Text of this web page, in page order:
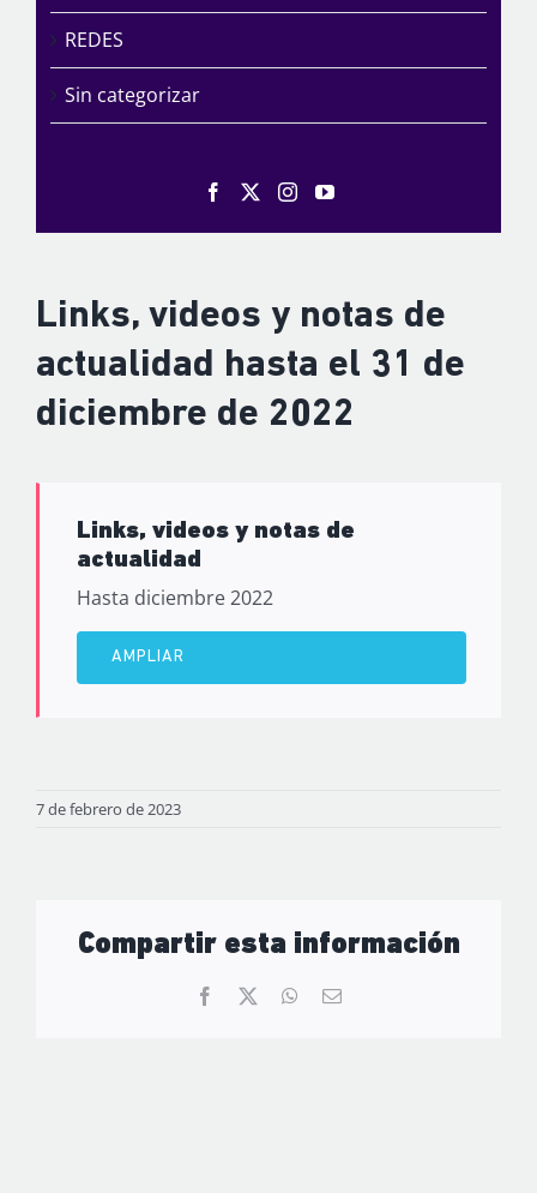
Links, videos y notas de
actualidad hasta el 31 de
diciembre de 2022
Links, videos y notas de
actualidad
Hasta diciembre 2022
AMPLIAR
7 de febrero de 2023
Compartir esta información
Facebook WhatsApp
Correo
REDES
Sin categorizar